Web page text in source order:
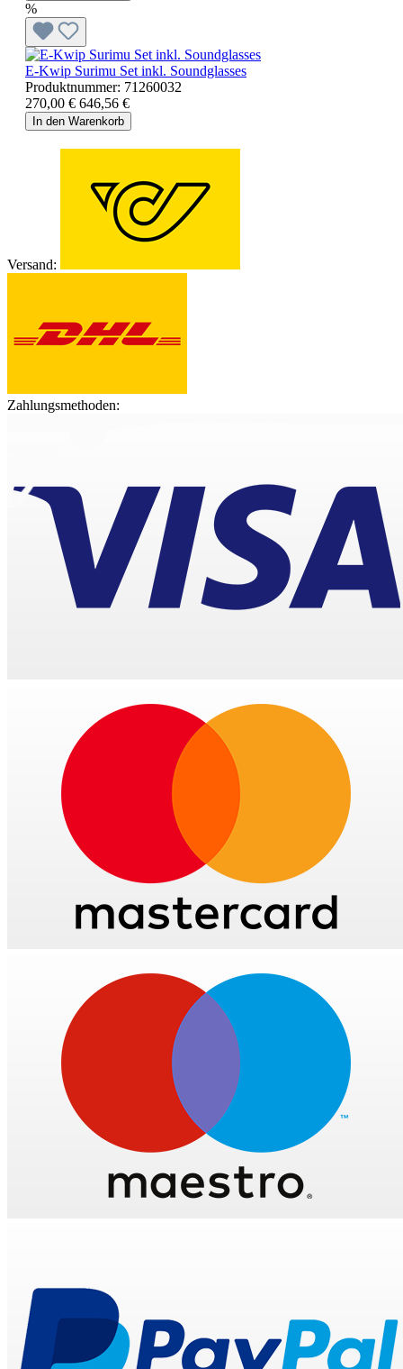
%
E-Kwip Surimu Set inkl. Soundglasses
Produktnummer: 71260032
270,00 € 646,56 €
In den Warenkorb
Versand:
Zahlungsmethoden: